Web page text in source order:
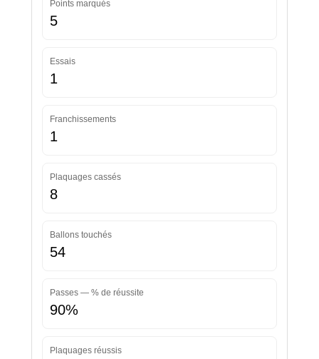
Points marqués
5
Essais
1
Franchissements
1
Plaquages cassés
8
Ballons touchés
54
Passes — % de réussite
90%
Plaquages réussis